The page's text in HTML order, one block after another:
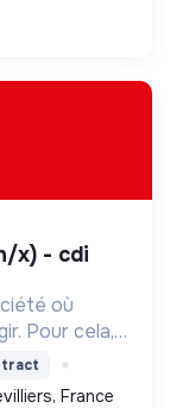
où
Pour cela,
tous.
France